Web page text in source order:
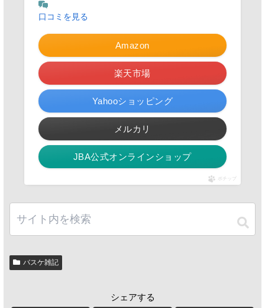
口コミを見る
Amazon
楽天市場
Yahooショッピング
メルカリ
JBA公式オンラインショップ
ポチップ
バスケ雑記
シェアする